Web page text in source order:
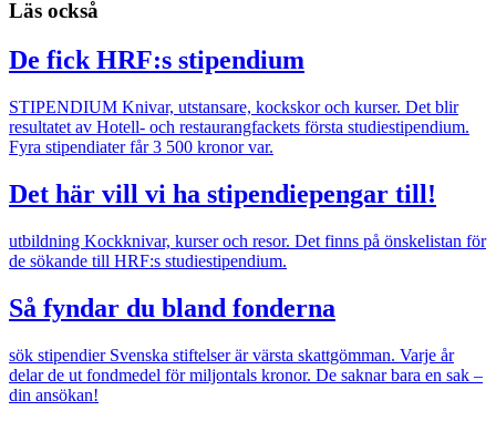
Läs också
De fick HRF:s stipendium
STIPENDIUM Knivar, utstansare, kockskor och kurser. Det blir
resultatet av Hotell- och restaurangfackets första studiestipendium.
Fyra stipendiater får 3 500 kronor var.
Det här vill vi ha stipendiepengar till!
utbildning Kockknivar, kurser och resor. Det finns på önskelistan för
de sökande till HRF:s studiestipendium.
Så fyndar du bland fonderna
sök stipendier Svenska stiftelser är värsta skattgömman. Varje år
delar de ut fondmedel för miljontals kronor. De saknar bara en sak –
din ansökan!